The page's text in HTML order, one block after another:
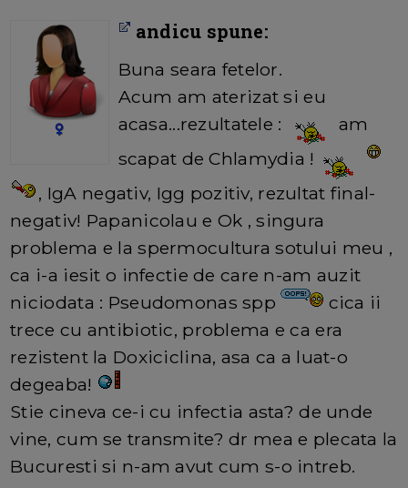
andicu spune:
Buna seara fetelor.
Acum am aterizat si eu
acasa...rezultatele :
am
scapat de Chlamydia !
, IgA negativ, Igg pozitiv, rezultat final-
negativ! Papanicolau e Ok , singura
problema e la spermocultura sotului meu ,
ca i-a iesit o infectie de care n-am auzit
niciodata : Pseudomonas spp
cica ii
trece cu antibiotic, problema e ca era
rezistent la Doxiciclina, asa ca a luat-o
degeaba!
Stie cineva ce-i cu infectia asta? de unde
vine, cum se transmite? dr mea e plecata la
Bucuresti si n-am avut cum s-o intreb.